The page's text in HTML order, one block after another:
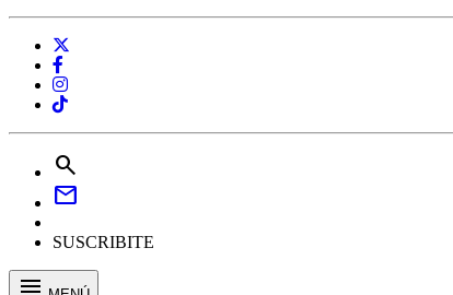
search
mail
SUSCRIBITE
menu